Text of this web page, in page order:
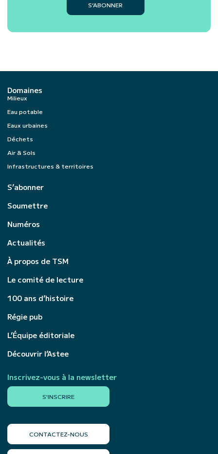
S’ABONNER
Domaines
Milieux
Eau potable
Eaux urbaines
Déchets
Air & Sols
Infrastructures & territoires
S’abonner
Soumettre
Numéros
Actualités
À propos de TSM
Le comité de lecture
100 ans d’histoire
Régie pub
L’Équipe éditoriale
Découvrir l’Astee
Inscrivez-vous à la newsletter
S'INSCRIRE
CONTACTEZ-NOUS